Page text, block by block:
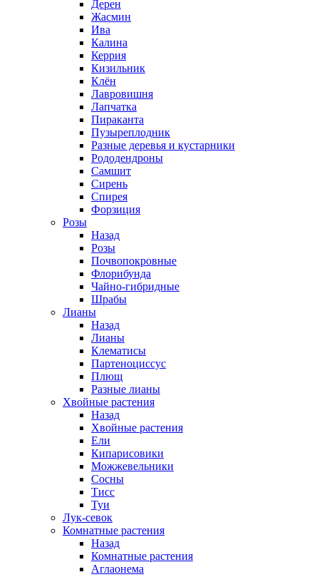
Дерен
Жасмин
Ива
Калина
Керрия
Кизильник
Клён
Лавровишня
Лапчатка
Пираканта
Пузыреплодник
Разные деревья и кустарники
Рододендроны
Самшит
Сирень
Спирея
Форзиция
Розы
Назад
Розы
Почвопокровные
Флорибунда
Чайно-гибридные
Шрабы
Лианы
Назад
Лианы
Клематисы
Партеноциссус
Плющ
Разные лианы
Хвойные растения
Назад
Хвойные растения
Ели
Кипарисовики
Можжевельники
Сосны
Тисс
Туи
Лук-севок
Комнатные растения
Назад
Комнатные растения
Аглаонема